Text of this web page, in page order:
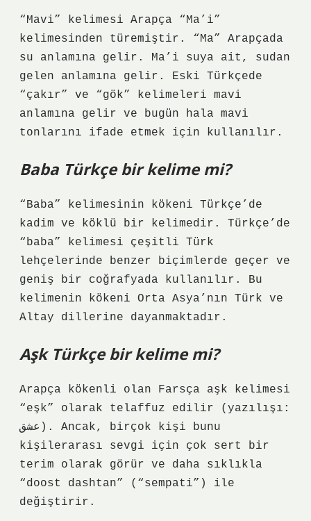
“Mavi” kelimesi Arapça “Ma’i”
kelimesinden türemiştir. “Ma” Arapçada
su anlamına gelir. Ma’i suya ait, sudan
gelen anlamına gelir. Eski Türkçede
“çakır” ve “gök” kelimeleri mavi
anlamına gelir ve bugün hala mavi
tonlarını ifade etmek için kullanılır.
Baba Türkçe bir kelime mi?
“Baba” kelimesinin kökeni Türkçe’de
kadim ve köklü bir kelimedir. Türkçe’de
“baba” kelimesi çeşitli Türk
lehçelerinde benzer biçimlerde geçer ve
geniş bir coğrafyada kullanılır. Bu
kelimenin kökeni Orta Asya’nın Türk ve
Altay dillerine dayanmaktadır.
Aşk Türkçe bir kelime mi?
Arapça kökenli olan Farsça aşk kelimesi
“eşk” olarak telaffuz edilir (yazılışı:
عشق). Ancak, birçok kişi bunu
kişilerarası sevgi için çok sert bir
terim olarak görür ve daha sıklıkla
“doost dashtan” (“sempati”) ile
değiştirir.